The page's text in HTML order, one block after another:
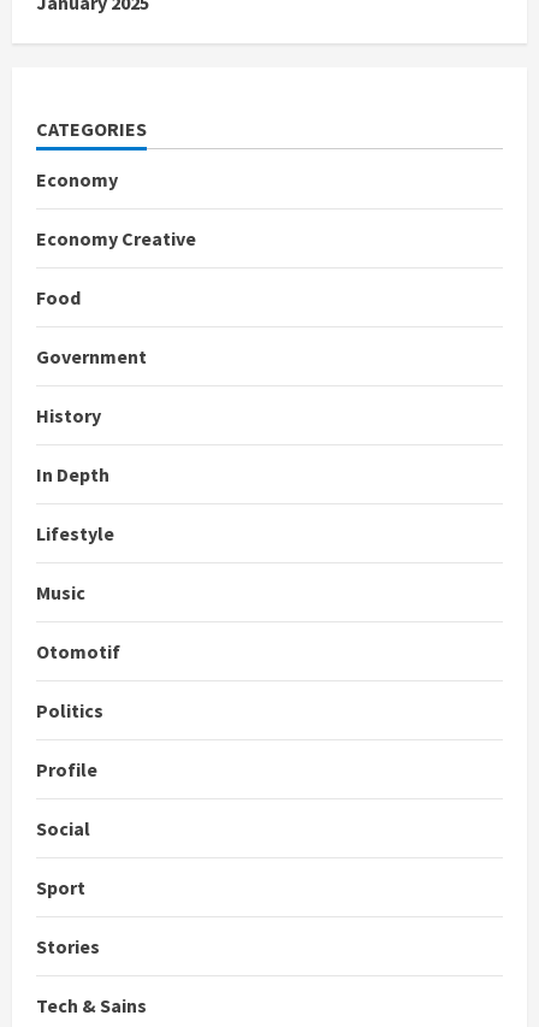
CATEGORIES
Economy
Economy Creative
Food
Government
History
In Depth
Lifestyle
Music
Otomotif
Politics
Profile
Social
Sport
Stories
Tech & Sains